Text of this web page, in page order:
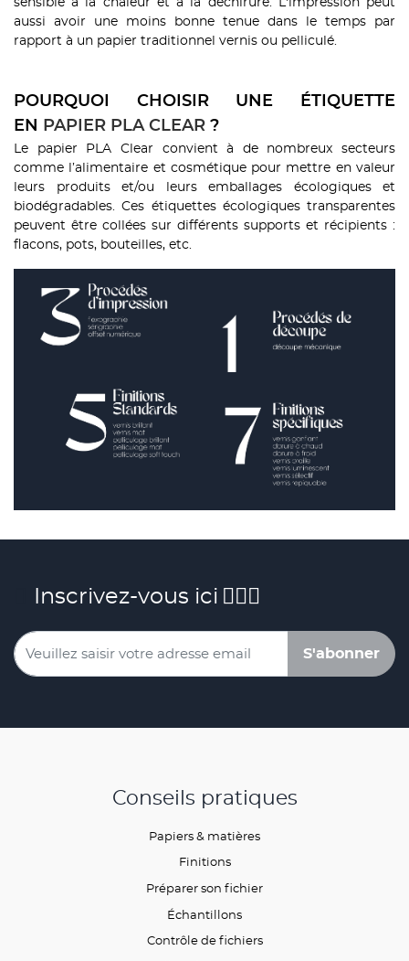
aussi avoir une moins bonne tenue dans le temps par
rapport à un papier traditionnel vernis ou pelliculé.
POURQUOI CHOISIR UNE ÉTIQUETTE
EN
PAPIER PLA CLEAR ?
Le papier PLA Clear convient à de nombreux secteurs
comme l’alimentaire et cosmétique pour mettre en valeur
leurs produits et/ou leurs emballages écologiques et
biodégradables. Ces étiquettes écologiques transparentes
peuvent être collées sur différents supports et récipients :
flacons, pots, bouteilles, etc.
Inscrivez-vous ici
S'abonner
Conseils pratiques
Papiers & matières
Finitions
Préparer son fichier
Échantillons
Contrôle de fichiers